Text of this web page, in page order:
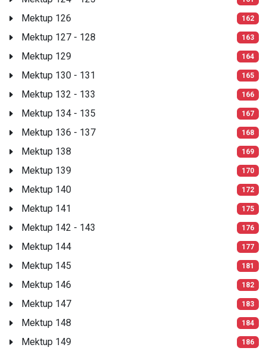
Mektup 126 162
Mektup 127 - 128 163
Mektup 129 164
Mektup 130 - 131 165
Mektup 132 - 133 166
Mektup 134 - 135 167
Mektup 136 - 137 168
Mektup 138 169
Mektup 139 170
Mektup 140 172
Mektup 141 175
Mektup 142 - 143 176
Mektup 144 177
Mektup 145 181
Mektup 146 182
Mektup 147 183
Mektup 148 184
Mektup 149 186